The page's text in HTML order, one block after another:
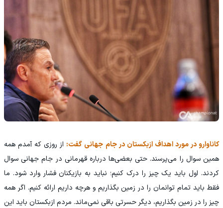
کاناوارو در مورد اهداف ازبکستان در جام جهانی گفت: از روزی که آمدم همه
همین سوال را می‌پرسند. حتی بعضی‌ها درباره قهرمانی در جام جهانی سوال
کردند. اول باید یک چیز را درک کنیم؛ نباید به بازیکنان فشار وارد شود. ما
فقط باید تمام توانمان را در زمین بگذاریم و هرچه داریم ارائه کنیم. اگر همه
چیز را در زمین بگذاریم، دیگر حسرتی باقی نمی‌ماند. مردم ازبکستان باید این